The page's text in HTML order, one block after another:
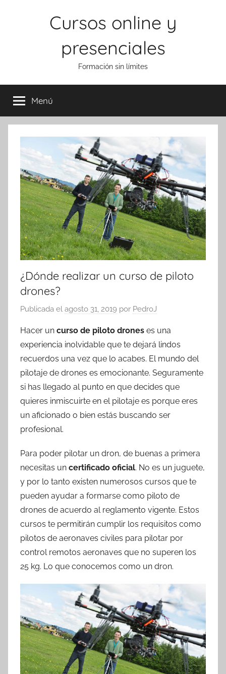
Cursos online y
presenciales
Formación sin límites
Menú
¿Dónde realizar un curso de piloto
drones?
Publicada el agosto 31, 2019 por PedroJ
Hacer un curso de piloto drones es una
experiencia inolvidable que te dejará lindos
recuerdos una vez que lo acabes. El mundo del
pilotaje de drones es emocionante. Seguramente
si has llegado al punto en que decides que
quieres inmiscuirte en el pilotaje es porque eres
un aficionado o bien estás buscando ser
profesional.
Para poder pilotar un dron, de buenas a primera
necesitas un certificado oficial. No es un juguete,
y por lo tanto existen numerosos cursos que te
pueden ayudar a formarse como piloto de
drones de acuerdo al reglamento vigente. Estos
cursos te permitirán cumplir los requisitos como
pilotos de aeronaves civiles para pilotar por
control remotos aeronaves que no superen los
25 kg. Lo que conocemos como un dron.